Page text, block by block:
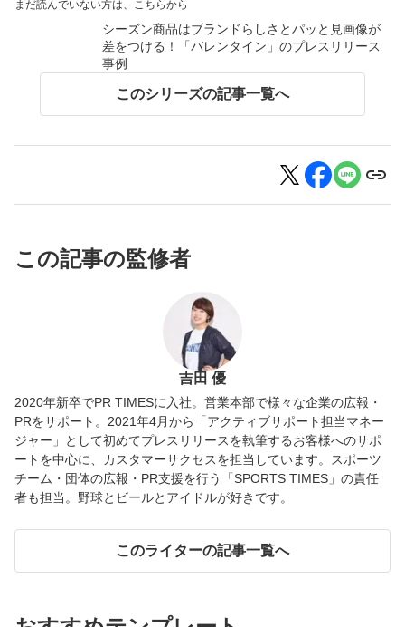
まだ読んでいない方は、こちらから
シーズン商品はブランドらしさとパッと見画像が
差をつける！「バレンタイン」のプレスリリース
事例
このシリーズの記事一覧へ
この記事の監修者
吉田 優
2020年新卒でPR TIMESに入社。営業本部で様々な企業の広報・
PRをサポート。2021年4月から「アクティブサポート担当マネー
ジャー」として初めてプレスリリースを執筆するお客様へのサポ
ートを中心に、カスタマーサクセスを担当しています。スポーツ
チーム・団体の広報・PR支援を行う「SPORTS TIMES」の責任
者も担当。野球とビールとアイドルが好きです。
このライターの記事一覧へ